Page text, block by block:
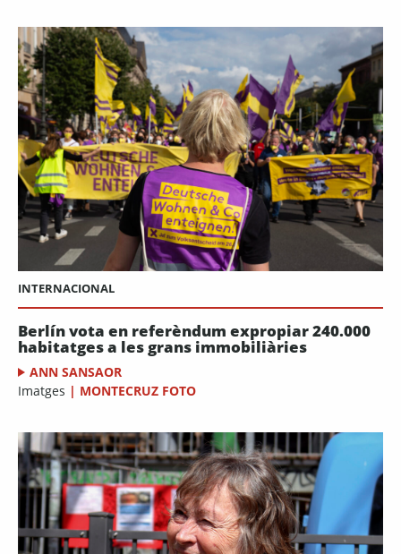
INTERNACIONAL
Berlín vota en referèndum expropiar 240.000
habitatges a les grans immobiliàries
ANN SANSAOR
Imatges | MONTECRUZ FOTO